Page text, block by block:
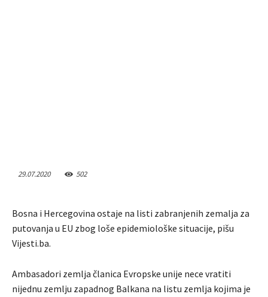
29.07.2020 502
Bosna i Hercegovina ostaje na listi zabranjenih zemalja za
putovanja u EU zbog loše epidemiološke situacije, pišu
Vijesti.ba.
Ambasadori zemlja članica Evropske unije nece vratiti
nijednu zemlju zapadnog Balkana na listu zemlja kojima je